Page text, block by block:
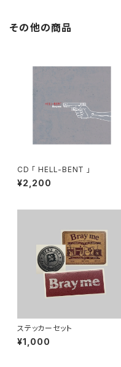
その他の商品
CD 「 HELL-BENT 」
¥2,200
ステッカーセット
¥1,000